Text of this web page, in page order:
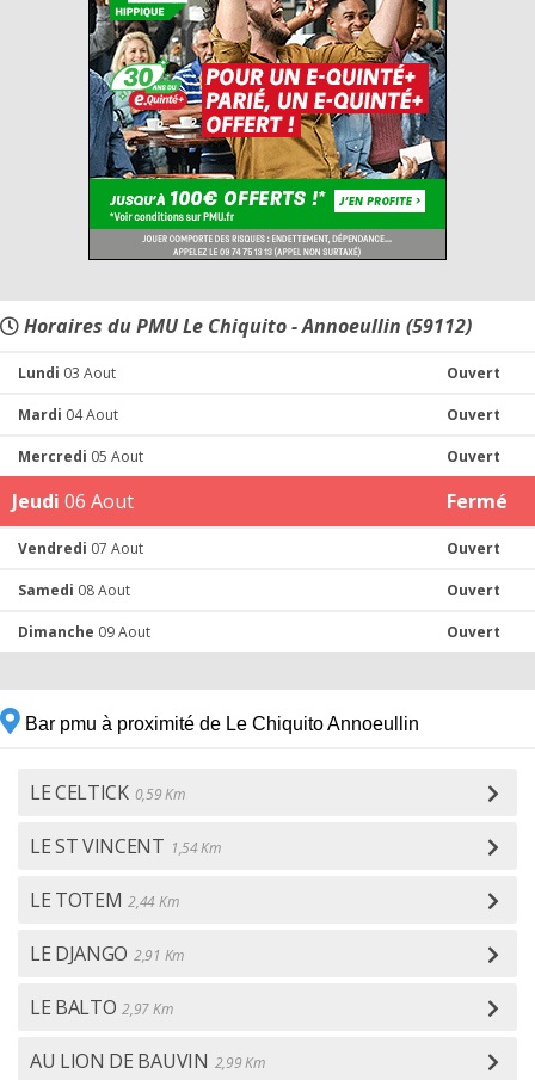
Horaires du PMU Le Chiquito - Annoeullin (59112)
Lundi 03 Aout Ouvert
Mardi 04 Aout Ouvert
Mercredi 05 Aout Ouvert
Jeudi 06 Aout Fermé
Vendredi 07 Aout Ouvert
Samedi 08 Aout Ouvert
Dimanche 09 Aout Ouvert
Bar pmu à proximité de Le Chiquito Annoeullin
LE CELTICK 0,59 Km
LE ST VINCENT 1,54 Km
LE TOTEM 2,44 Km
LE DJANGO 2,91 Km
LE BALTO 2,97 Km
AU LION DE BAUVIN 2,99 Km